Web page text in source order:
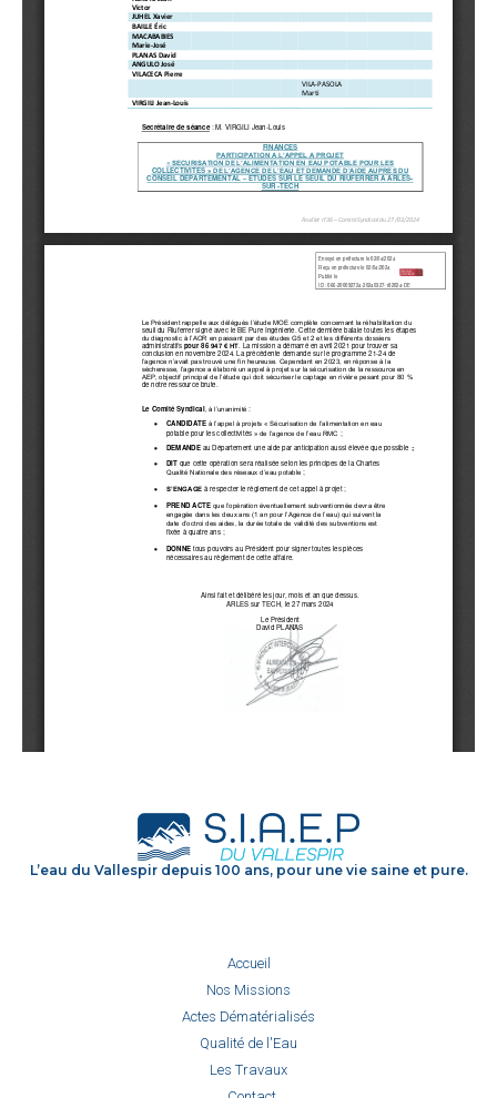
L’eau du Vallespir depuis 100 ans, pour une vie saine et pure.
Accueil
Nos Missions
Actes Dématérialisés
Qualité de l'Eau
Les Travaux